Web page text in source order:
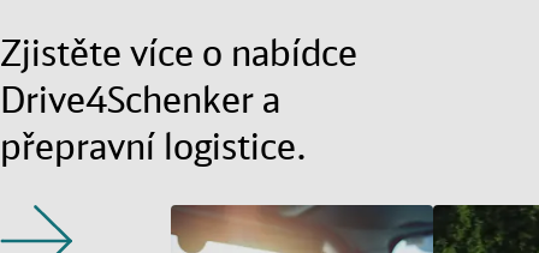
Zjistěte více o nabídce
Drive4Schenker a
přepravní logistice.